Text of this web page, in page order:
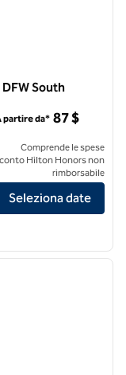
South
Hilton Hotel Arlington
partire da* 87 $
Comprende le spese
Hilton Honors non
rimborsabile
Seleziona date